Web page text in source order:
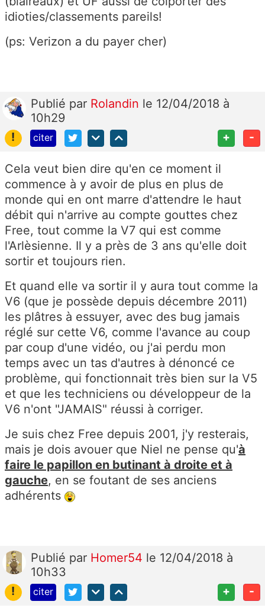
idioties/classements pareils!
(ps: Verizon a du payer cher)
Publié par Rolandin le 12/04/2018 à
10h29
!
citer + -
Cela veut bien dire qu'en ce moment il
commence à y avoir de plus en plus de
monde qui en ont marre d'attendre le haut
débit qui n'arrive au compte gouttes chez
Free, tout comme la V7 qui est comme
l'Arlèsienne. Il y a près de 3 ans qu'elle doit
sortir et toujours rien.
Et quand elle va sortir il y aura tout comme la
V6 (que je possède depuis décembre 2011)
les plâtres à essuyer, avec des bug jamais
réglé sur cette V6, comme l'avance au coup
par coup d'une vidéo, ou j'ai perdu mon
temps avec un tas d'autres à dénoncé ce
problème, qui fonctionnait très bien sur la V5
et que les techniciens ou développeur de la
V6 n'ont "JAMAIS" réussi à corriger.
Je suis chez Free depuis 2001, j'y resterais,
mais je dois avouer que Niel ne pense qu'à
faire le papillon en butinant à droite et à
gauche, en se foutant de ses anciens
adhérents
Publié par Homer54 le 12/04/2018 à
10h33
!
citer + -